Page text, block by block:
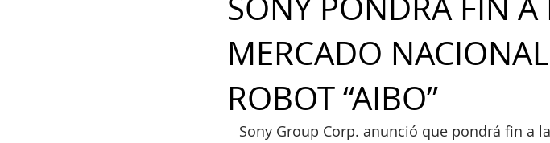
MERCADO
ROBOT “AIBO”
Sony Group Corp. anunció que pondrá fin a